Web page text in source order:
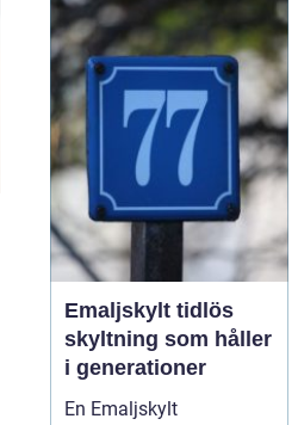
vardagen, för andra en
viktig länk till flyg, tåg
eller fjäll. Valet av bolag
påverkar både trygghet,
komfort och plånb...
Emaljskylt tidlös
skyltning som håller
i generationer
En Emaljskylt